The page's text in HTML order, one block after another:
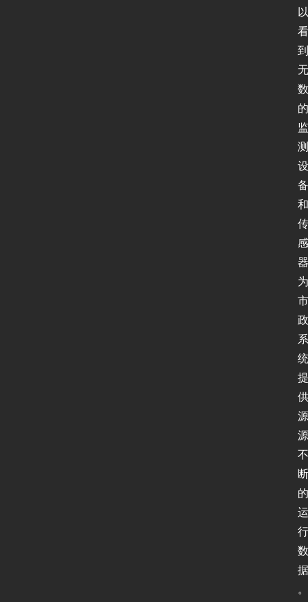
以
看
到
无
数
的
监
测
设
备
和
传
感
器
为
市
政
系
统
提
供
源
源
不
断
的
运
行
数
据
。